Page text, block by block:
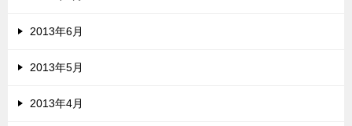
2013年6月
2013年5月
2013年4月